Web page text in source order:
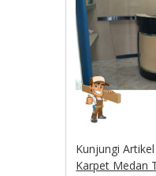
Kunjungi
Karpet Medan